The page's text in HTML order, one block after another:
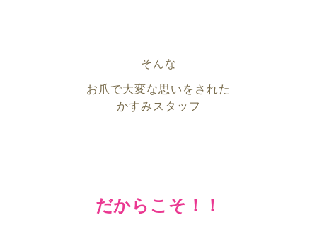
そんな
お爪で大変な思いをされた
かすみスタッフ
だからこそ！！